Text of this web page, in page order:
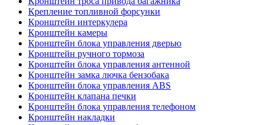
Крепление топливной форсунки
Кронштейн интеркулера
Кронштейн камеры
Кронштейн блока управления дверью
Кронштейн ручного тормоза
Кронштейн блока управления антенной
Кронштейн замка лючка бензобака
Кронштейн блока управления ABS
Кронштейн клапана печки
Кронштейн блока управления телефоном
Кронштейн накладки